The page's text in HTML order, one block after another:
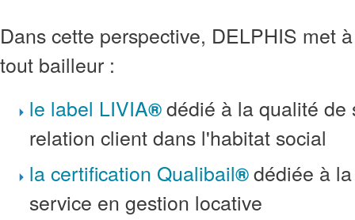
Dans cette perspective, DELPHIS met
tout bailleur :
le label LIVIA®dédié à la qualité de
relation client dans l'habitat social
la certification Qualibail®dédiée à
service en gestion locative